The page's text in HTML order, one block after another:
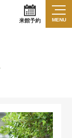
来館予約 MENU